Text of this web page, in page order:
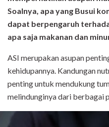
Soalnya, apa yang Busui
dapat berpengaruh
apa saja makanan dan
ASI merupakan asupan
kehidupannya. Kandungan
penting untuk mendukung
melindunginya dari berbagai